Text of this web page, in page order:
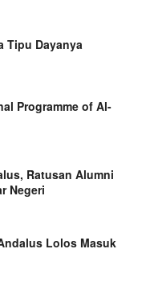
Tipu Dayanya
Programme of Al-
Ratusan Alumni
Negeri
Lolos Masuk